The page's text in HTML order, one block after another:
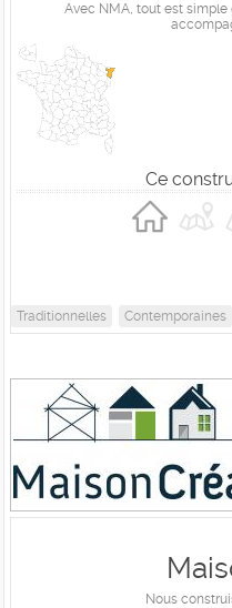
Avec NMA, tout est
Ce
Traditionnelles Contemporaines
Nous